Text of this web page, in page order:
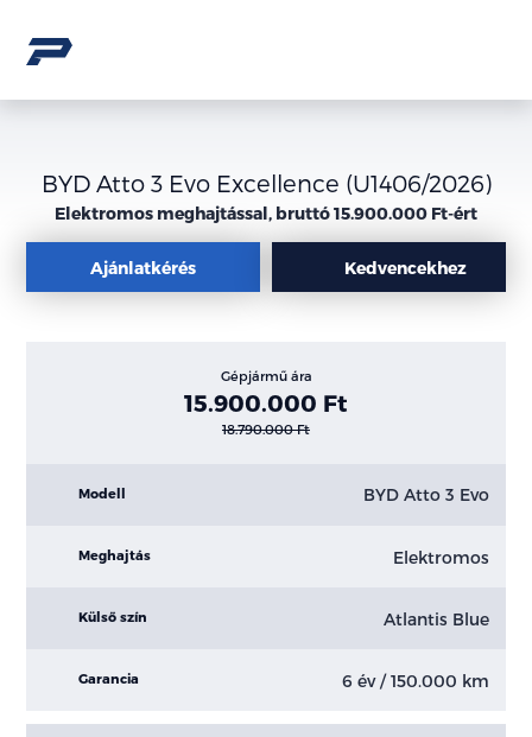
BYD Atto 3 Evo Excellence (U1406/2026)
Elektromos meghajtással, bruttó 15.900.000 Ft-ért
Ajánlatkérés Kedvencekhez
Gépjármű ára
15.900.000 Ft
18.790.000 Ft
Modell BYD Atto 3 Evo
Meghajtás Elektromos
Külső szín Atlantis Blue
Garancia 6 év / 150.000 km